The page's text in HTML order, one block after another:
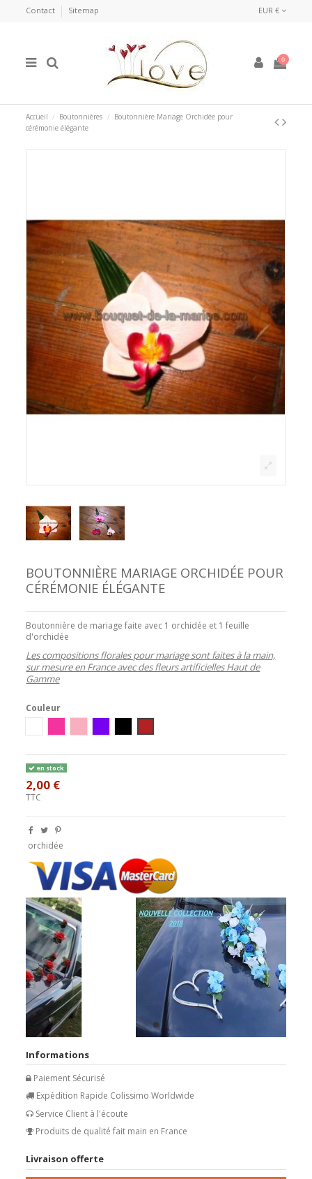
Contact Sitemap EUR €
0
Accueil Boutonnières
Boutonnière Mariage Orchidée pour
cérémonie élégante
BOUTONNIÈRE MARIAGE ORCHIDÉE POUR
CÉRÉMONIE ÉLÉGANTE
Boutonnière de mariage faite avec 1 orchidée et 1 feuille
d'orchidée
Les compositions florales pour mariage sont faites à la main,
sur mesure en France avec des fleurs artificielles Haut de
Gamme
Couleur
en stock
2,00 €
TTC
orchidée
Informations
Paiement Sécurisé
Expédition Rapide Colissimo Worldwide
Service Client à l'écoute
Produits de qualité fait main en France
Livraison offerte